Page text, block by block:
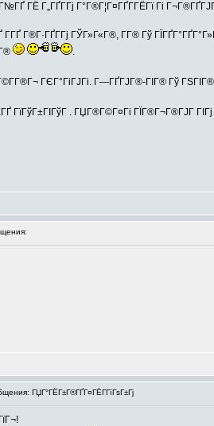
ГЁ Г„ГҐГ­Гј Г°Г®Г¦Г¤ГҐГ­ГЁГї Гі
Г­ГҐ Г®Г·ГҐГ­Гј ГЎГ»Г«Г®, Г­Г® Гў
.
ГЄГ°ГіГЈГі. Г—ГҐГЈГ®-ГІГ® Гў
ГїГўГ±ГІГўГ . ГЏГ®Г©Г¤Гі ГЇГ®Г¬Г®ГЈГ
ГЏГ°ГЁГ±Г®ГҐГ¤ГЁГ­ГїГѕГ±Гј